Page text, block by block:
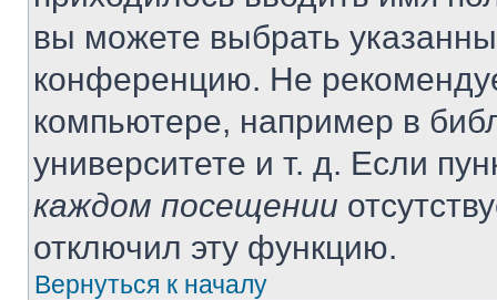
вы можете выбрать
конференцию. Не
компьютере, например в
университете и т. д. Если
каждом посещении
отключил эту функцию.
Вернуться к началу